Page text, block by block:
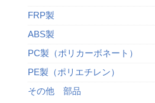
FRP製
ABS製
PC製（ポリカーボネート）
PE製（ポリエチレン）
その他 部品